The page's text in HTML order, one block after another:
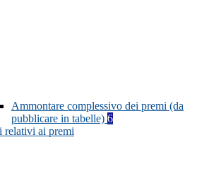
Ammontare complessivo dei premi (da
pubblicare in tabelle) 6
relativi ai premi